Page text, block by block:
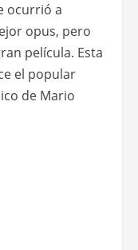
ocurrió a
opus, pero
película. Esta
el popular
de Mario